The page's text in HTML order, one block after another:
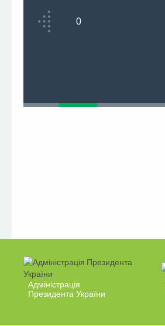
0
Адміністрація
Президента України